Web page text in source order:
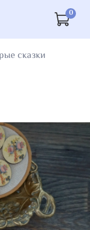
0
сказки